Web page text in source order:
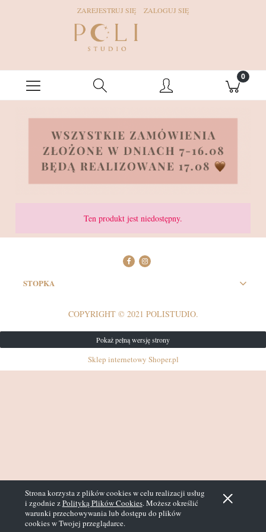
Strona korzysta z plików cookies w celu realizacji usług
i zgodnie zPolityką Plików Cookies. Możesz określić
warunki przechowywania lub dostępu do plików
cookies w Twojej przeglądarce.
ZAREJESTRUJ SIĘ ZALOGUJ SIĘ
Ten produkt jest niedostępny.
STOPKA
COPYRIGHT © 2021 POLISTUDIO.
Pokaż pełną wersję strony
Sklep internetowy Shoper.pl